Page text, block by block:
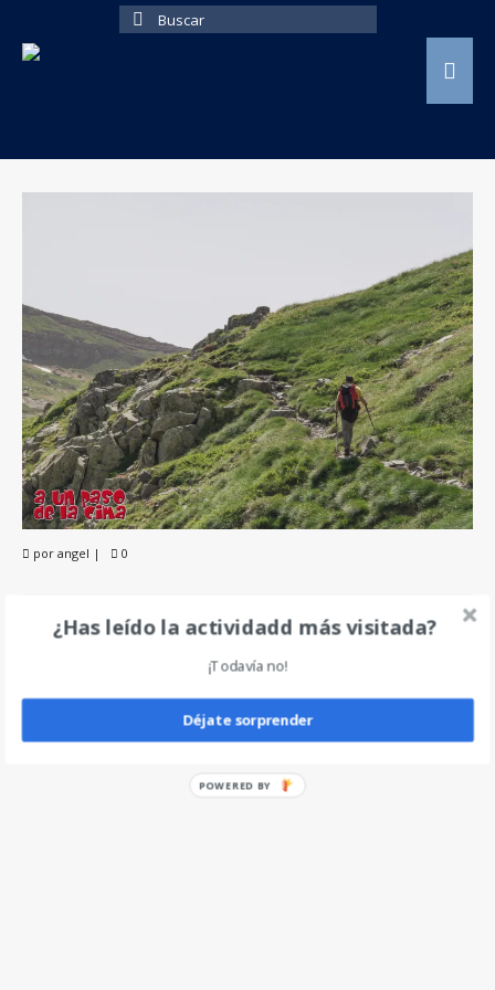
Buscar
por angel | 0
Deja un comentario
¿Has leído la actividadd más visitada?
¡Todavía no!
Déjate sorprender
POWERED BY